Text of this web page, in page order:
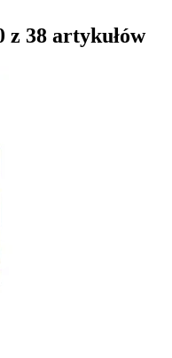
z 38 artykułów